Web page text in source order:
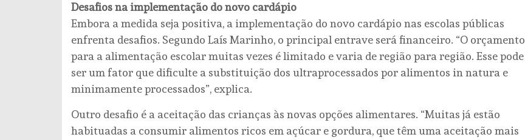
Desafios na implementação do novo cardápio
Embora a medida seja positiva, a implementação do novo cardápio nas escolas públicas
enfrenta desafios. Segundo Laís Marinho, o principal entrave será financeiro. “O orçamento
para a alimentação escolar muitas vezes é limitado e varia de região para região. Esse pode
ser um fator que dificulte a substituição dos ultraprocessados por alimentos in natura e
minimamente processados”, explica.
Outro desafio é a aceitação das crianças às novas opções alimentares. “Muitas já estão
habituadas a consumir alimentos ricos em açúcar e gordura, que têm uma aceitação mais